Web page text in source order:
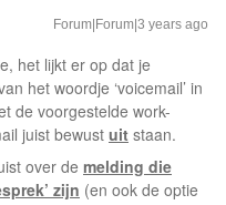
Forum|Forum|3 years ago
het lijkt er op dat je
het woordje ‘voicemail’ in
de voorgestelde work-
juist bewust uit staan.
over de melding die
zijn (en ook de optie